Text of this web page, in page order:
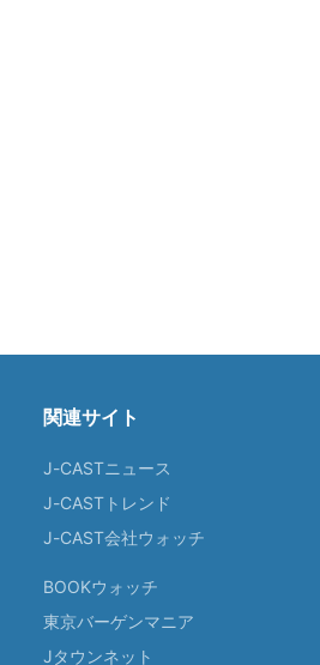
関連サイト
J-CASTニュース
J-CASTトレンド
J-CAST会社ウォッチ
BOOKウォッチ
東京バーゲンマニア
Jタウンネット